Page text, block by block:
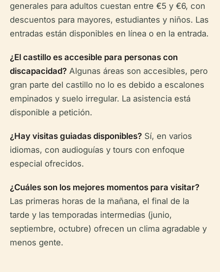
generales para adultos cuestan entre €5 y €6, con
descuentos para mayores, estudiantes y niños. Las
entradas están disponibles en línea o en la entrada.
¿El castillo es accesible para personas con
discapacidad? Algunas áreas son accesibles, pero
gran parte del castillo no lo es debido a escalones
empinados y suelo irregular. La asistencia está
disponible a petición.
¿Hay visitas guiadas disponibles? Sí, en varios
idiomas, con audioguías y tours con enfoque
especial ofrecidos.
¿Cuáles son los mejores momentos para visitar?
Las primeras horas de la mañana, el final de la
tarde y las temporadas intermedias (junio,
septiembre, octubre) ofrecen un clima agradable y
menos gente.